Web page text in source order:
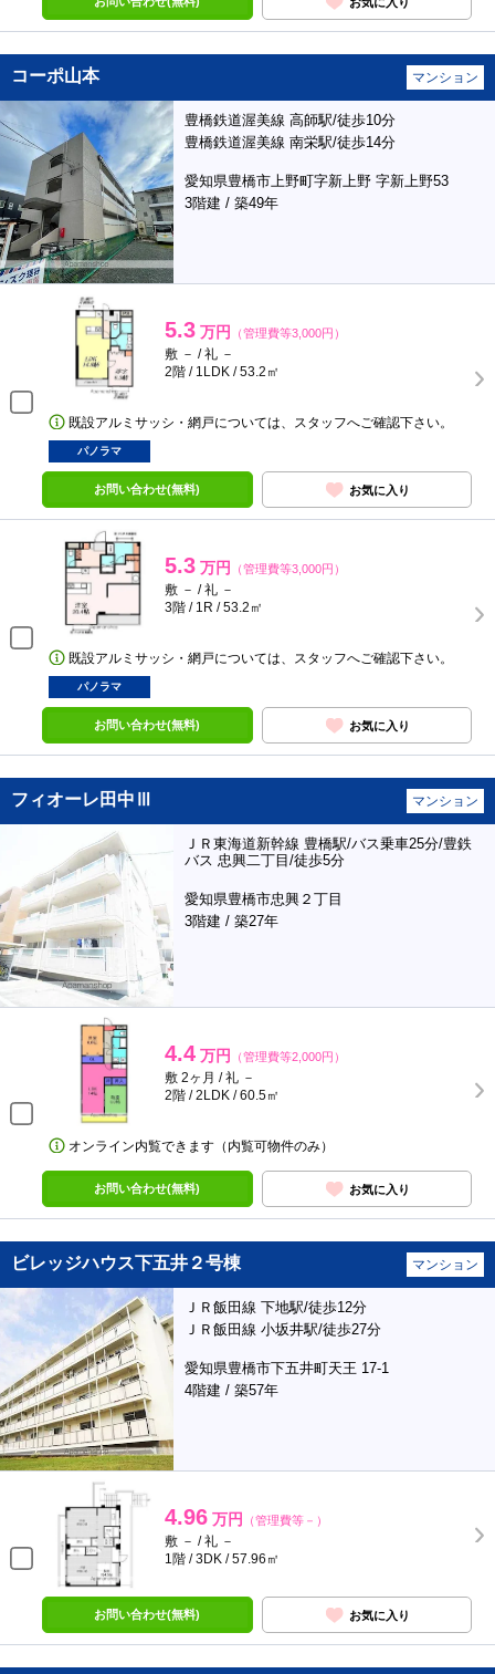
コーポ山本 マンション
豊橋鉄道渥美線 高師駅/徒歩10分
豊橋鉄道渥美線 南栄駅/徒歩14分
愛知県豊橋市上野町字新上野 字新上野53
3階建 / 築49年
5.3 万円 （管理費等3,000円）
敷 － / 礼 －
2階 / 1LDK / 53.2㎡
既設アルミサッシ・網戸については、スタッフへご確認下さい。
パノラマ
お問い合わせ(無料) お気に入り
5.3 万円 （管理費等3,000円）
敷 － / 礼 －
3階 / 1R / 53.2㎡
既設アルミサッシ・網戸については、スタッフへご確認下さい。
パノラマ
お問い合わせ(無料) お気に入り
フィオーレ田中Ⅲ マンション
ＪＲ東海道新幹線 豊橋駅/バス乗車25分/豊鉄
バス 忠興二丁目/徒歩5分
愛知県豊橋市忠興２丁目
3階建 / 築27年
4.4 万円 （管理費等2,000円）
敷 2ヶ月 / 礼 －
2階 / 2LDK / 60.5㎡
オンライン内覧できます（内覧可物件のみ）
お問い合わせ(無料) お気に入り
ビレッジハウス下五井２号棟 マンション
ＪＲ飯田線 下地駅/徒歩12分
ＪＲ飯田線 小坂井駅/徒歩27分
愛知県豊橋市下五井町天王 17-1
4階建 / 築57年
4.96 万円 （管理費等－）
敷 － / 礼 －
1階 / 3DK / 57.96㎡
お問い合わせ(無料) お気に入り